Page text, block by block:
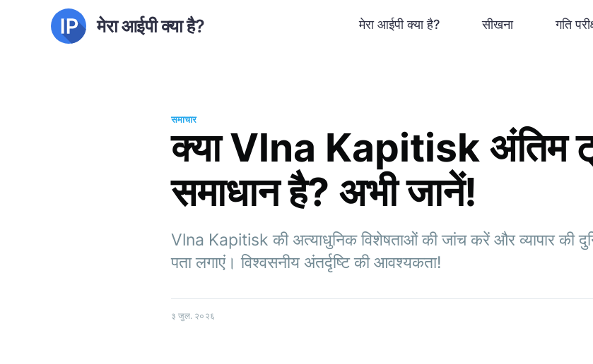
मेरा आईपी क्या है? मेरा आईपी क्या है? सीखना गति
समाचार
क्या Vlna Kapitisk अंतिम
समाधान है? अभी जानें!
Vlna Kapitisk की अत्याधुनिक विशेषताओं की जांच करें और व्यापार की
पता लगाएं। विश्वसनीय अंतर्दृष्टि की आवश्यकता!
३ जुल. २०२६